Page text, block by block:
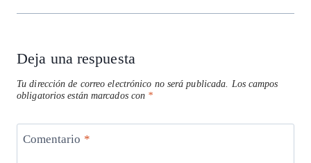
Deja una respuesta
Tu dirección de correo electrónico no será publicada. Los campos
obligatorios están marcados con *
Comentario *